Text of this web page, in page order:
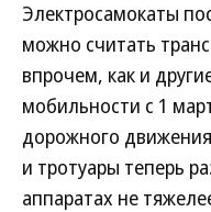
Электросамокаты
можно считать
впрочем, как и
мобильности с 1
дорожного
и тротуары теперь
аппаратах не